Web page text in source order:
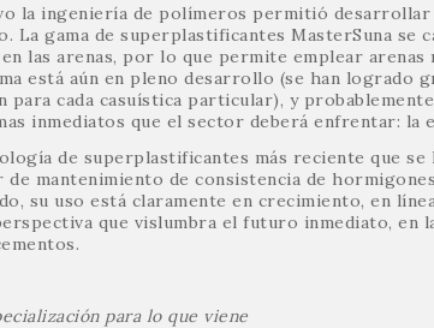
la ingeniería de polímeros permitió
La gama de superplastificantes MasterSuna
las arenas, por lo que permite emplear
está aún en pleno desarrollo (se han logrado
para cada casuística particular), y
inmediatos que el sector deberá enfrentar: la
de superplastificantes más reciente que se
de mantenimiento de consistencia de
su uso está claramente en crecimiento, en
que vislumbra el futuro inmediato,
para lo que viene